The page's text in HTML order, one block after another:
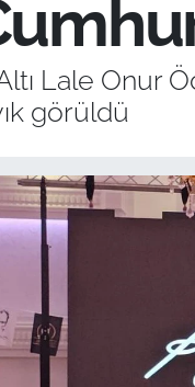
Lale Onur
görüldü